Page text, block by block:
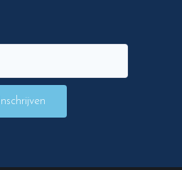
Inschrijven